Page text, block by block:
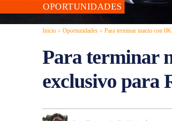
OPORTUNIDADES
Inicio Oportunidades Para terminar marzo con
Para terminar
exclusivo para